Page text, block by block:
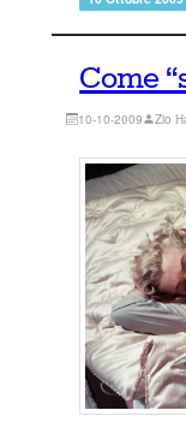
Come
10-10-2009 Zio